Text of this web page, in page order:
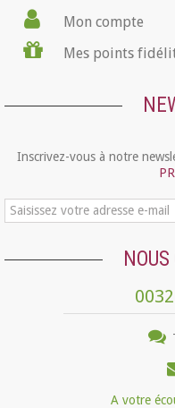
Mon compte
Mes points
Inscrivez-vous à notre
A votre